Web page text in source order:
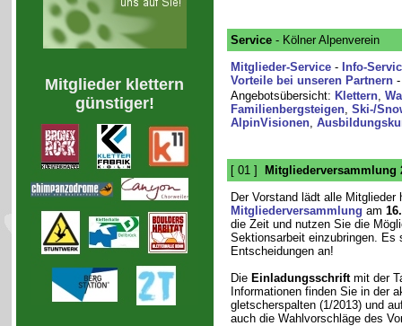
Mitglieder klettern
günstiger!
Service- Kölner Alpenverein
Mitglieder-Service- Info-
Vorteile bei unseren Partnern
Angebotsübersicht: Klettern,
Familienbergsteigen, Ski-/
AlpinVisionen,
[ 01 ]
Mitgliederversammlung
Der Vorstand lädt alle
Mitgliederversammlung am
die Zeit und nutzen Sie die
Sektionsarbeit einzubringen. Es
Entscheidungen an!
Die Einladungsschriftmit der
Informationen finden Sie in der
gletscherspalten (1/2013) und
auch die Wahlvorschläge des